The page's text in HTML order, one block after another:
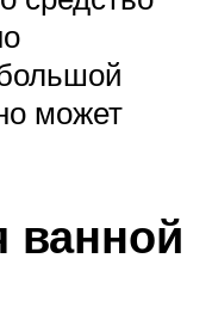
может
ванной